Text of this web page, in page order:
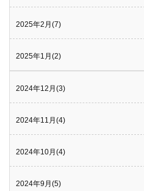
2025年2月(7)
2025年1月(2)
2024年12月(3)
2024年11月(4)
2024年10月(4)
2024年9月(5)